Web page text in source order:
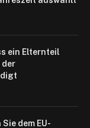
ein Elternteil
der
dem EU-